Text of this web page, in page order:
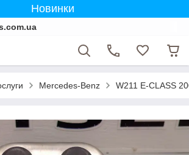
Новинки
Mercedes-Benz W211 E-CLASS